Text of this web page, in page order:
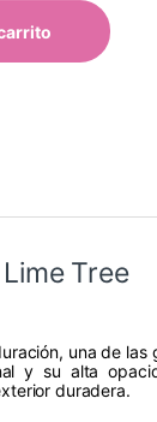
Green) quantity
Tree
una de las
y su alta
duradera.